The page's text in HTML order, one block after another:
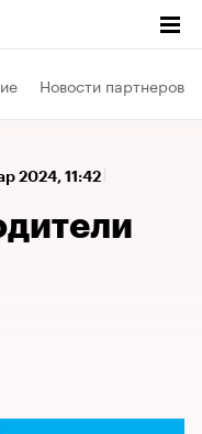
Новости партнеров
2024, 11:42